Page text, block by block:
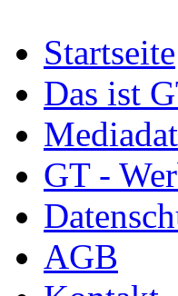
Startseite
Das ist
GT -
AGB